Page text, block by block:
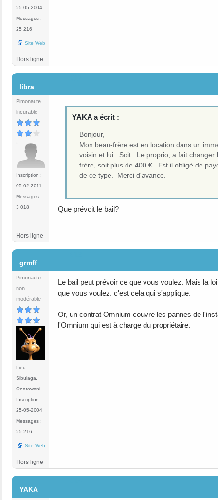
25-05-2004
Messages :
25 216
Site Web
Hors ligne
libra
Pimonaute
incurable
Inscription :
05-02-2011
Messages :
3 018
YAKA a écrit :
Bonjour,
Mon beau-frère est en location dans un
voisin et lui. Soit. Le proprio, a fait changer
frère, soit plus de 400 €. Est il obligé de
de ce type. Merci d'avance.
Que prévoit le bail?
Hors ligne
grmff
Pimonaute
non
modérable
Lieu :
Sibulaga,
Onatawani
Inscription :
25-05-2004
Messages :
25 216
Site Web
Le bail peut prévoir ce que vous voulez. Mais la
que vous voulez, c'est cela qui s'applique.
Or, un contrat Omnium couvre les pannes de
l'Omnium qui est à charge du propriétaire.
Hors ligne
YAKA